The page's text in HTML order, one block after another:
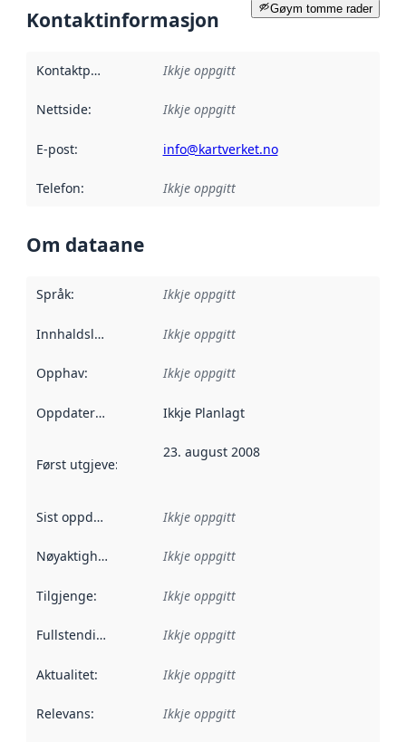
Gøym tomme rader
Kontaktinformasjon
Kontaktpunkt Ikkje oppgitt
Nettside: Ikkje oppgitt
E-post: info@kartverket.no
Telefon: Ikkje oppgitt
Om dataane
Språk: Ikkje oppgitt
Innhaldsleverandørar :
Ikkje oppgitt
Opphav: Ikkje oppgitt
Oppdateringsfrekvens :
Ikkje Planlagt
Først utgjeve: Denne datoen seier når dataa i dette
23. august 2008
Sist oppdatert Ikkje oppgitt
Nøyaktigheit Ikkje oppgitt
Tilgjenge: Ikkje oppgitt
Fullstendigheit Ikkje oppgitt
Aktualitet: Ikkje oppgitt
Relevans: Ikkje oppgitt